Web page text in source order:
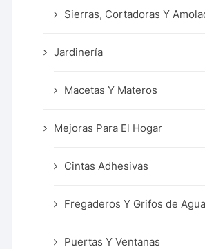
Sierras, Cortadoras Y
Jardinería
Macetas Y Materos
Mejoras Para El Hogar
Cintas Adhesivas
Fregaderos Y Grifos de Agua
Puertas Y Ventanas